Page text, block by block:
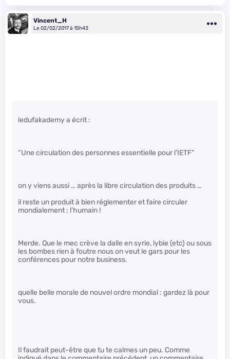
Vincent_H
Le 02/02/2017 à 15h43
ledufakademy a écrit :
“Une circulation des personnes essentielle pour l’IETF”
on y viens aussi … après la libre circulation des produits …
il reste un produit à bien réglementer et faire circuler
mondialement : l’humain !
Merde. Que le mec crève la dalle en syrie, lybie (etc) ou sous
les bombes rien à foutre nous on veut le gars pour les
conférences pour notre business.
quelle belle morale de nouvel ordre mondial : gardez là pour
vous.
Il faudrait peut-être que tu te calmes un peu. Comme